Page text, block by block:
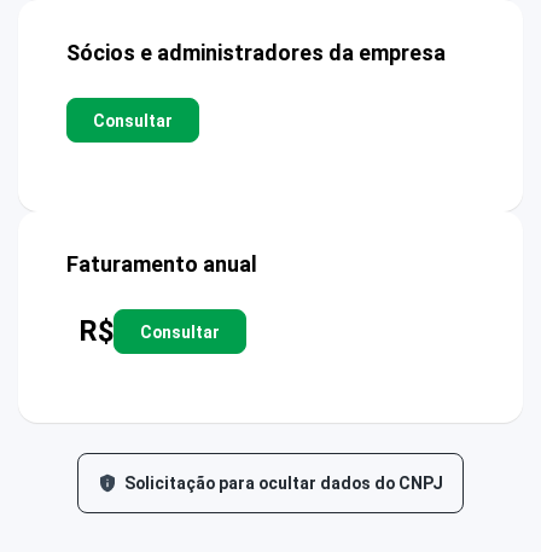
Sócios e administradores da empresa
Consultar
Faturamento anual
R$ Consultar
Solicitação para ocultar dados do CNPJ